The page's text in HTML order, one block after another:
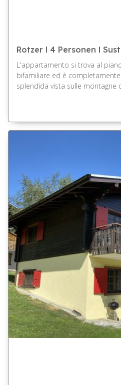
Rotzer l 4 Personen l
L'appartamento si trova al
bifamiliare ed è
splendida vista sulle montagne